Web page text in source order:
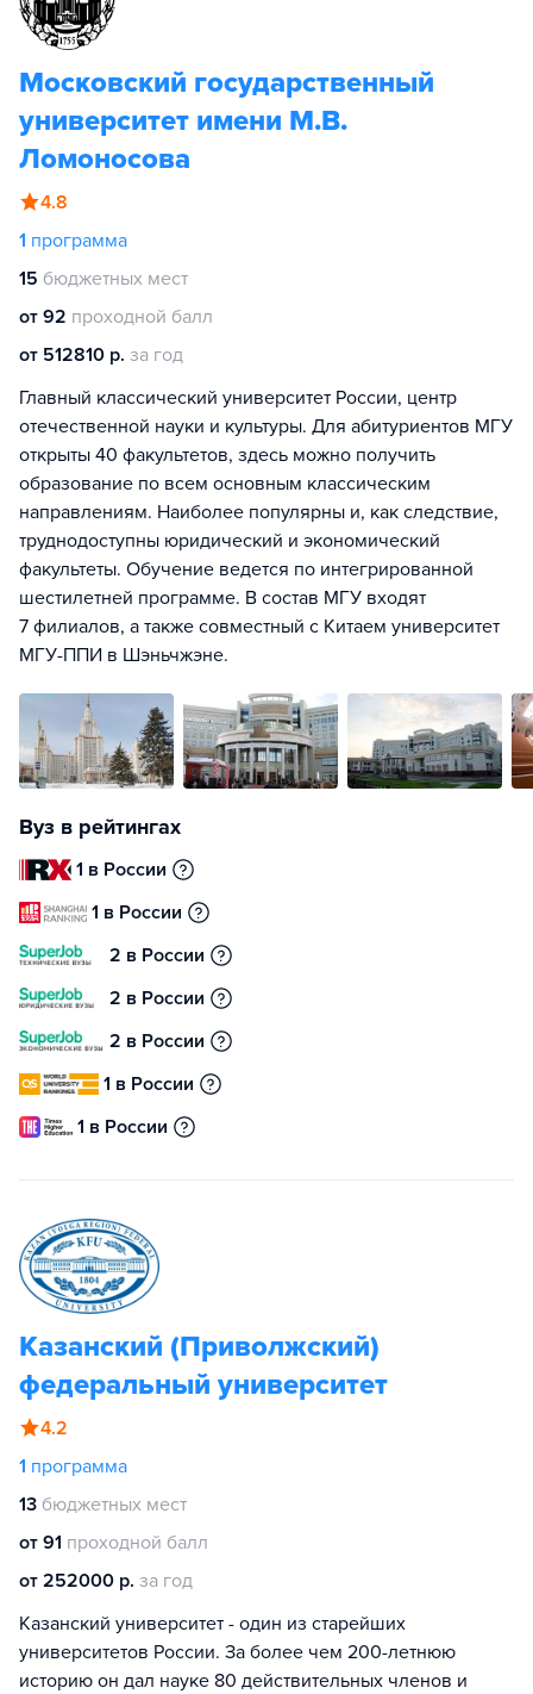
Московский государственный
университет имени М.В.
Ломоносова
4.8
1 программа
15 бюджетных мест
от 92 проходной балл
от 512810 р. за год
Главный классический университет России, центр
отечественной науки и культуры. Для абитуриентов МГУ
открыты 40 факультетов, здесь можно получить
образование по всем основным классическим
направлениям. Наиболее популярны и, как следствие,
труднодоступны юридический и экономический
факультеты. Обучение ведется по интегрированной
шестилетней программе. В состав МГУ входят
7 филиалов, а также совместный с Китаем университет
МГУ-ППИ в Шэньчжэне.
Вуз в рейтингах
1 в России
1 в России
2 в России
2 в России
2 в России
1 в России
1 в России
Казанский (Приволжский)
федеральный университет
4.2
1 программа
13 бюджетных мест
от 91 проходной балл
от 252000 р. за год
Казанский университет - один из старейших
университетов России. За более чем 200-летнюю
историю он дал науке 80 действительных членов и